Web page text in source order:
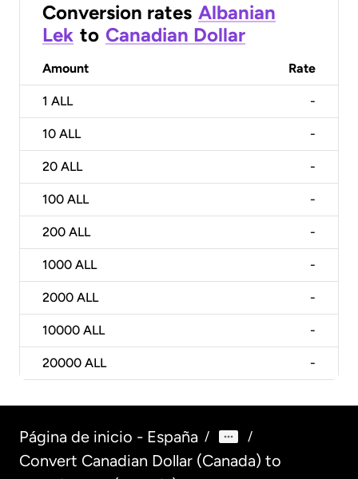
Conversion rates Albanian
Lek to Canadian Dollar
Amount Rate
1 ALL -
10 ALL -
20 ALL -
100 ALL -
200 ALL -
1000 ALL -
2000 ALL -
10000 ALL -
20000 ALL -
Página de inicio - España / /
Convert Canadian Dollar (Canada) to